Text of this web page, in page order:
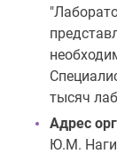
тысяч
Адрес
Ю.М.